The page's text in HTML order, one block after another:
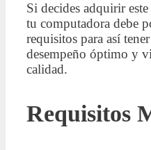
Si decides adquirir
tu computadora debe
requisitos para así
desempeño óptimo y
calidad.
Requisitos